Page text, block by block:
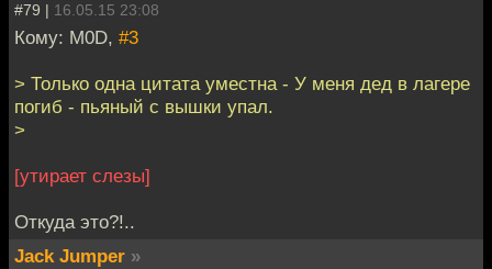
#79 | 16.05.15 23:08
Кому: M0D, #3
> Только одна цитата уместна - У меня дед в лагере
погиб - пьяный с вышки упал.
>
[утирает слезы]
Откуда это?!..
Jack Jumper »